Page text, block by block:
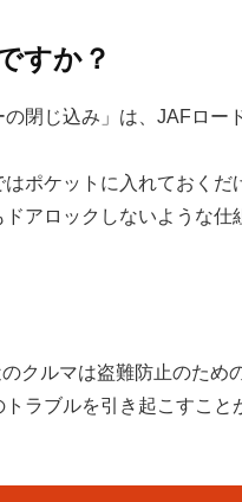
すか？
閉じ込み」は、JAFロ
ポケットに入れておく
アロックしないような
クルマは盗難防止のた
ラブルを引き起こすこと